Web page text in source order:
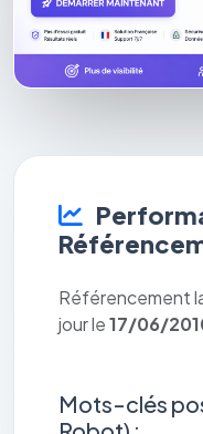
Référencement
jour le17/06/
Mots-clés